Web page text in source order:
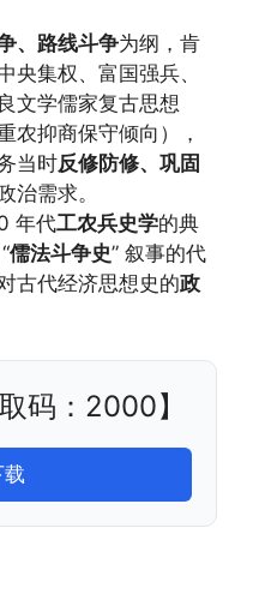
、路线斗争为纲，肯
央集权、富国强兵、
文学儒家复古思想
农抑商保守倾向），
当时反修防修、巩固
治需求。
年代工农兵史学的典
儒法斗争史” 叙事的代
古代经济思想史的政
码：2000】
载